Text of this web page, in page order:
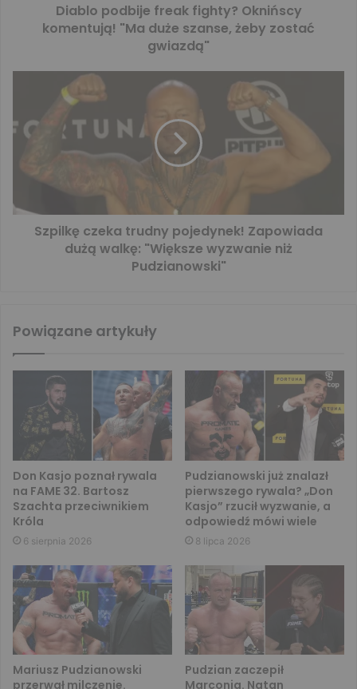
Diablo podbije freak fighty? Oknińscy
komentują! "Ma duże szanse, żeby zostać
gwiazdą"
Szpilkę czeka trudny pojedynek! Zapowiada
dużą walkę: "Większe wyzwanie niż
Pudzianowski"
Powiązane artykuły
Don Kasjo poznał rywala
na FAME 32. Bartosz
Szachta przeciwnikiem
Króla
6 sierpnia 2026
Pudzianowski już znalazł
pierwszego rywala? „Don
Kasjo” rzucił wyzwanie, a
odpowiedź mówi wiele
8 lipca 2026
Mariusz Pudzianowski
przerwał milczenie.
Pudzian zaczepił
Marconia. Natan